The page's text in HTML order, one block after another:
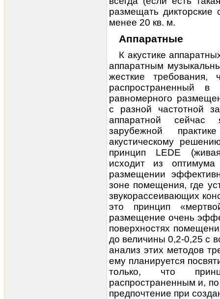
размещать
менее 20 кв. м.
Аппаратные
К акустике
аппаратным
жесткие
распространенный в
равномерного
с разной частотной
аппаратной
зарубежной
акустическому
принцип LEDE
исходит из
размещении
зоне помещения, где
звукорассеивающих
это принцип
размещение очень
поверхностях
до величины 0,2-0,25 с
анализ этих методов
ему планируется
только, что
распространенным и,
предпочтение при